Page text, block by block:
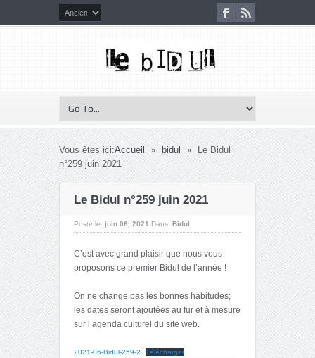
Vous êtes ici:Accueil » bidul »
Le Bidul
n°259 juin 2021
Le Bidul n°259 juin 2021
Posté le: juin 06, 2021 Dans: Bidul
C’est avec grand plaisir que nous vous
proposons ce premier Bidul de l’année !
On ne change pas les bonnes habitudes;
les dates seront ajoutées au fur et à mesure
sur l’agenda culturel du site web.
2021-06-Bidul-259-2 Télécharger